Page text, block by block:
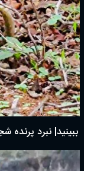
ببینید| نبرد پرنده